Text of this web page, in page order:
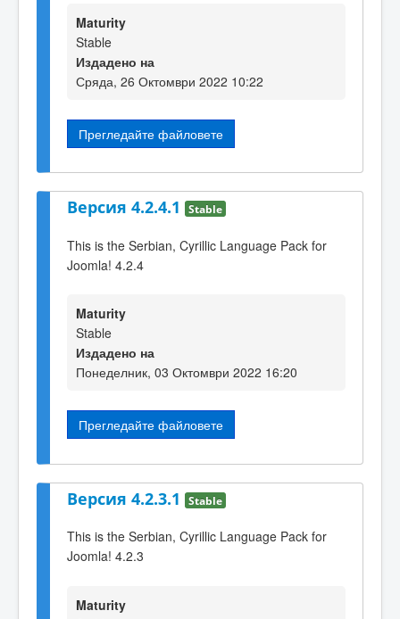
Maturity
Stable
Издадено на
Сряда, 26 Октомври 2022 10:22
Прегледайте файловете
Версия 4.2.4.1 Stable
This is the Serbian, Cyrillic Language Pack for
Joomla! 4.2.4
Maturity
Stable
Издадено на
Понеделник, 03 Октомври 2022 16:20
Прегледайте файловете
Версия 4.2.3.1 Stable
This is the Serbian, Cyrillic Language Pack for
Joomla! 4.2.3
Maturity